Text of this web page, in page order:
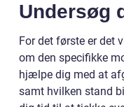
Undersøg
For det første er det
om den specifikke
hjælpe dig med at
samt hvilken stand